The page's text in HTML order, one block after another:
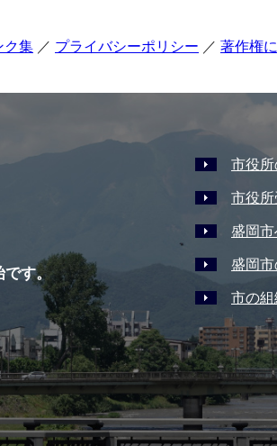
ク集 プライバシーポリシー 著作権
です。
市役
市役所
盛岡
盛岡
市の組